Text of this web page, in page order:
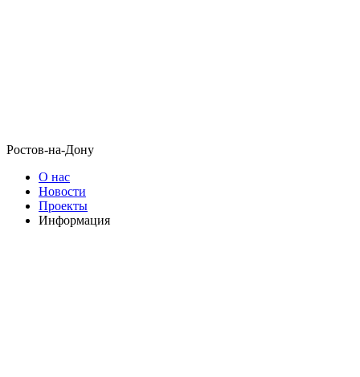
Ростов-на-Дону
О нас
Новости
Проекты
Информация